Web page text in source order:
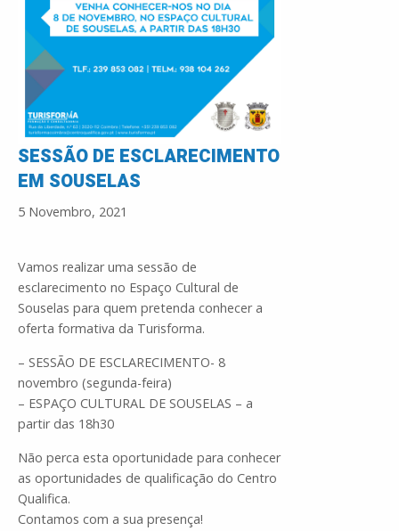
SESSÃO DE ESCLARECIMENTO
EM SOUSELAS
5 Novembro, 2021
Vamos realizar uma sessão de
esclarecimento no Espaço Cultural de
Souselas para quem pretenda conhecer a
oferta formativa da Turisforma.
– SESSÃO DE ESCLARECIMENTO- 8
novembro (segunda-feira)
– ESPAÇO CULTURAL DE SOUSELAS – a
partir das 18h30
Não perca esta oportunidade para conhecer
as oportunidades de qualificação do Centro
Qualifica.
Contamos com a sua presença!